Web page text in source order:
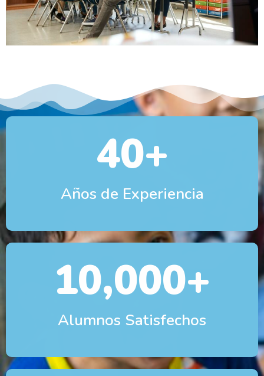
Años de Experiencia
40+
Alumnos Satisfechos
10,000+